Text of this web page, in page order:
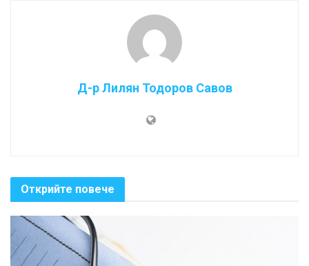
Д-р Лилян Тодоров Савов
Открийте повече